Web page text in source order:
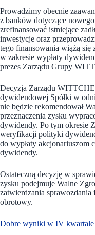
Prowadzimy obecnie
z banków dotyczące
zrefinansować istniejące
inwestycje oraz
tego finansowania wiążą się
w zakresie wypłaty
prezes Zarządu Grupy
Decyzja Zarządu
dywidendowej Spółki w
nie będzie rekomendował
przeznaczenia zysku
dywidendy. Po tym okresie
weryfikacji polityki
do wypłaty akcjonariuszom
dywidendy.
Ostateczną decyzję w
zysku podejmuje Walne
zatwierdzania
obrotowy.
Dobre wyniki w IV kwartale